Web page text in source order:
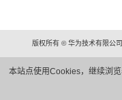
本站点使用Cookies，继续浏
版权所有 © 华为技术有限公